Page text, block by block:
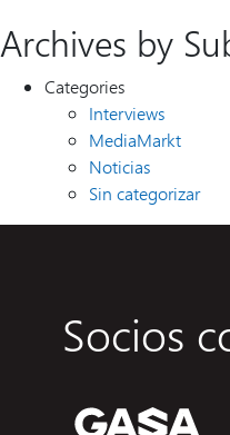
Archives by
Categories
Interviews
MediaMarkt
Noticias
Sin categorizar
Socios